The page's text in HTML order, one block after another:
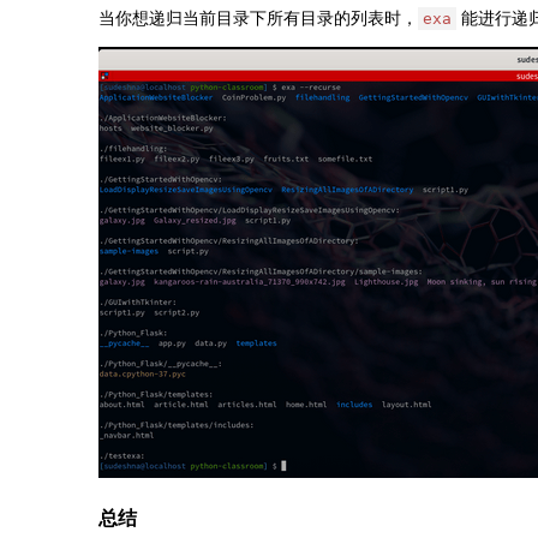
当你想递归当前目录下所有目录的列表时， exa 能进行递
总结